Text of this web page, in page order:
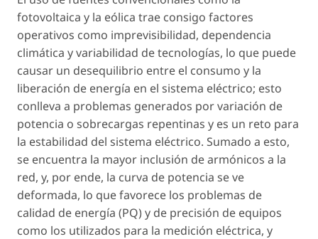
fotovoltaica y la eólica trae consigo factores
operativos como imprevisibilidad, dependencia
climática y variabilidad de tecnologías, lo que puede
causar un desequilibrio entre el consumo y la
liberación de energía en el sistema eléctrico; esto
conlleva a problemas generados por variación de
potencia o sobrecargas repentinas y es un reto para
la estabilidad del sistema eléctrico. Sumado a esto,
se encuentra la mayor inclusión de armónicos a la
red, y, por ende, la curva de potencia se ve
deformada, lo que favorece los problemas de
calidad de energía (PQ) y de precisión de equipos
como los utilizados para la medición eléctrica, y